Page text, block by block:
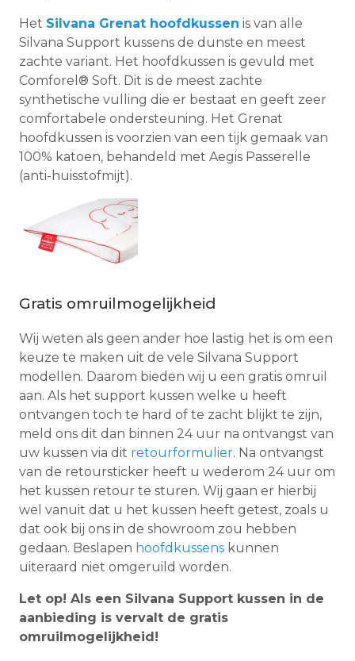
Het Silvana Grenat hoofdkussen is van alle
Silvana Support kussens de dunste en meest
zachte variant. Het hoofdkussen is gevuld met
Comforel® Soft. Dit is de meest zachte
synthetische vulling die er bestaat en geeft zeer
comfortabele ondersteuning. Het Grenat
hoofdkussen is voorzien van een tijk gemaak van
100% katoen, behandeld met Aegis Passerelle
(anti-huisstofmijt).
Gratis omruilmogelijkheid
Wij weten als geen ander hoe lastig het is om een
keuze te maken uit de vele Silvana Support
modellen. Daarom bieden wij u een gratis omruil
aan. Als het support kussen welke u heeft
ontvangen toch te hard of te zacht blijkt te zijn,
meld ons dit dan binnen 24 uur na ontvangst van
uw kussen via dit retourformulier. Na ontvangst
van de retoursticker heeft u wederom 24 uur om
het kussen retour te sturen. Wij gaan er hierbij
wel vanuit dat u het kussen heeft getest, zoals u
dat ook bij ons in de showroom zou hebben
gedaan. Beslapen hoofdkussens kunnen
uiteraard niet omgeruild worden.
Let op! Als een Silvana Support kussen in de
aanbieding is vervalt de gratis
omruilmogelijkheid!